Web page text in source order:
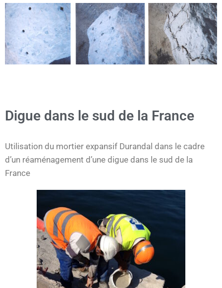
Digue dans le sud de la France
Utilisation du mortier expansif Durandal dans le cadre
d’un réaménagement d’une digue dans le sud de la
France